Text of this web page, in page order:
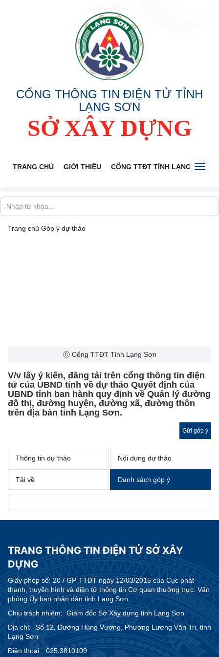
CỔNG THÔNG TIN ĐIỆN TỬ TỈNH
LẠNG SƠN
SỞ XÂY DỰNG
TRANG CHỦ GIỚI THIỆU CỔNG TTĐT TỈNH LẠNG SƠN
Trang chủ Góp ý dự thảo
Ⓒ Cổng TTĐT Tỉnh Lạng Sơn
V/v lấy ý kiến, đăng tải trên cổng thông tin điện
tử của UBND tỉnh về dự thảo Quyết định của
UBND tỉnh ban hành quy định về Quản lý đường
đô thị, đường huyện, đường xã, đường thôn
trên địa bàn tỉnh Lạng Sơn.
Thông tin dự thảo Nội dung dự thảo
Tải về Danh sách góp ý
Gửi góp ý
TRANG THÔNG TIN ĐIỆN TỬ SỞ XÂY
DỰNG
Giấy phép số:20 / GP-TTĐT ngày 12/03/2015 của Cục phát
thanh, truyền hình và điện tử thông tin Cơ quan thường trực: Văn
phòng Ủy ban nhân dân tỉnh Lạng Sơn.
Chịu trách nhiệm:Giám đốc Sở Xây dựng tỉnh Lạng Sơn
Địa chỉ:
Số 12, Đường Hùng Vương, Phường Lương Văn Tri, tỉnh
Lạng Sơn
Điện thoại:
025.3810109